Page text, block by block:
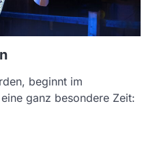
beginnt im
ganz besondere Zeit: